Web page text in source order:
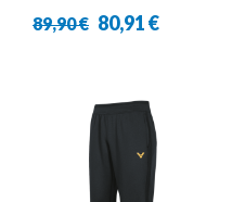
89,90 € 80,91 €